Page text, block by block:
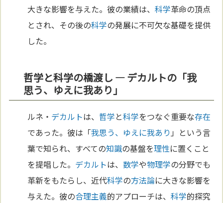
大きな影響を与えた。彼の業績は、科学革命の頂点
とされ、その後の科学の発展に不可欠な基礎を提供
した。
哲学と科学の橋渡し — デカルトの「我
思う、ゆえに我あり」
ルネ・ デカルトは、 哲学と科学をつなぐ重要な存在
であった。彼は「我思う、ゆえに我あり 」という言
葉で知られ、すべての知識の基盤を理性に置くこと
を提唱した。 デカルトは、数学や物理学の分野でも
革新をもたらし、近代科学の方法論に大きな影響を
与えた。彼の合理主義的アプローチは、科学的探究